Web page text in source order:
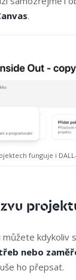
.
funguje i DALL-
kdykoliv
nebo
ho přepsat.